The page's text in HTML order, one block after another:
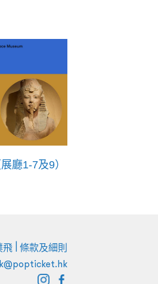
廳1-7及9）
飛 條款及細則